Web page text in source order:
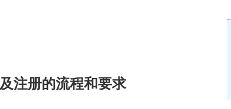
注册的流程和要求